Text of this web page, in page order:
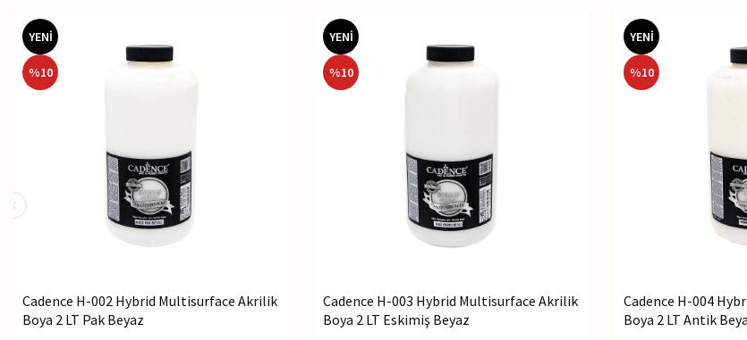
YENİ
%10
Cadence H-002 Hybrid Multisurface Akrilik
Boya 2 LT Pak Beyaz
YENİ
%10
Cadence H-003 Hybrid Multisurface Akrilik
Boya 2 LT Eskimiş Beyaz
YENİ
%10
Cadence H-004
Boya 2 LT Antik